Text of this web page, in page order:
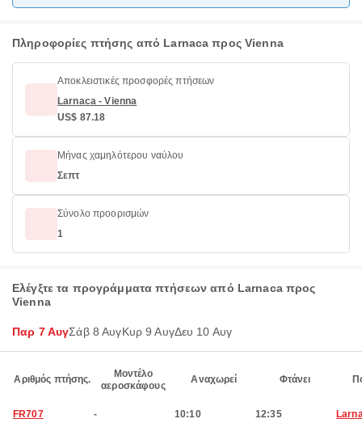
Πληροφορίες πτήσης από Larnaca προς Vienna
Αποκλειστικές προσφορές πτήσεων
Larnaca - Vienna
US$ 87.18
Μήνας χαμηλότερου ναύλου
Σεπτ
Σύνολο προορισμών
1
Ελέγξτε τα προγράμματα πτήσεων από Larnaca προς
Vienna
Παρ 7 ΑυγΣάβ 8 ΑυγΚυρ 9 ΑυγΔευ 10 Αυγ
Αριθμός πτήσης.
Μοντέλο
αεροσκάφους
Αναχωρεί Φτάνει
FR707 - 10:10 12:35